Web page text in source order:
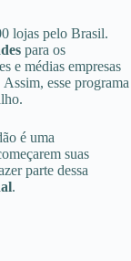
lojas pelo Brasil.
para os
e médias empresas
esse programa
é uma
suas
parte dessa
.